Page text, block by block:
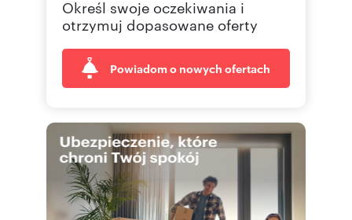
Określ swoje oczekiwania i
otrzymuj dopasowane oferty
Powiadom o nowych ofertach